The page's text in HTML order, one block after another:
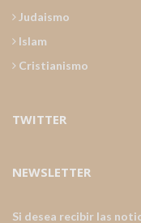
Judaismo
Islam
Cristianismo
TWITTER
NEWSLETTER
Si desea recibir las